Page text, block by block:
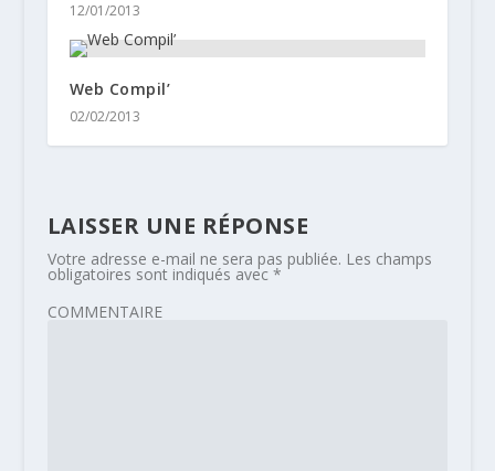
12/01/2013
Web Compil’
02/02/2013
LAISSER UNE RÉPONSE
Votre adresse e-mail ne sera pas publiée. Les champs
obligatoires sont indiqués avec *
COMMENTAIRE